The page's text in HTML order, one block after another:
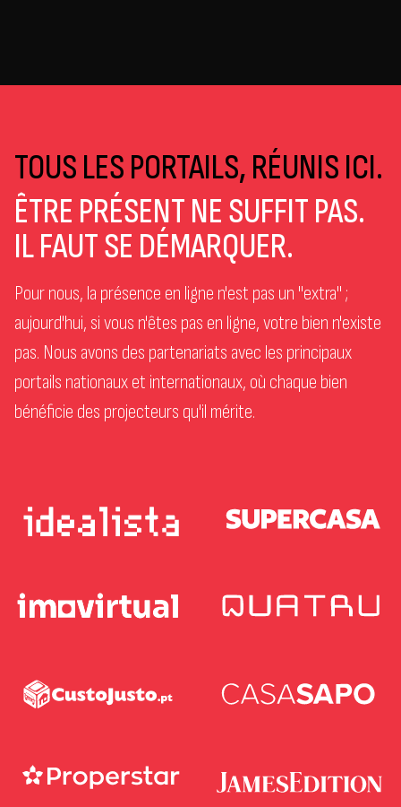
TOUS LES PORTAILS, RÉUNIS ICI.
ÊTRE PRÉSENT NE SUFFIT PAS.
IL FAUT SE DÉMARQUER.
Pour nous, la présence en ligne n'est pas un "extra" ;
aujourd'hui, si vous n'êtes pas en ligne, votre bien n'existe
pas. Nous avons des partenariats avec les principaux
portails nationaux et internationaux, où chaque bien
bénéficie des projecteurs qu'il mérite.